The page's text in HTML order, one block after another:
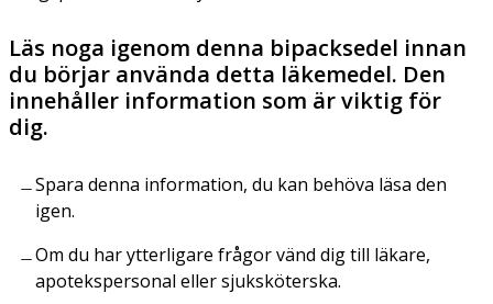
Läs noga igenom denna bipacksedel innan
du börjar använda detta läkemedel. Den
innehåller information som är viktig för
dig.
Spara denna information, du kan behöva läsa den
igen.
Om du har ytterligare frågor vänd dig till läkare,
apotekspersonal eller sjuksköterska.